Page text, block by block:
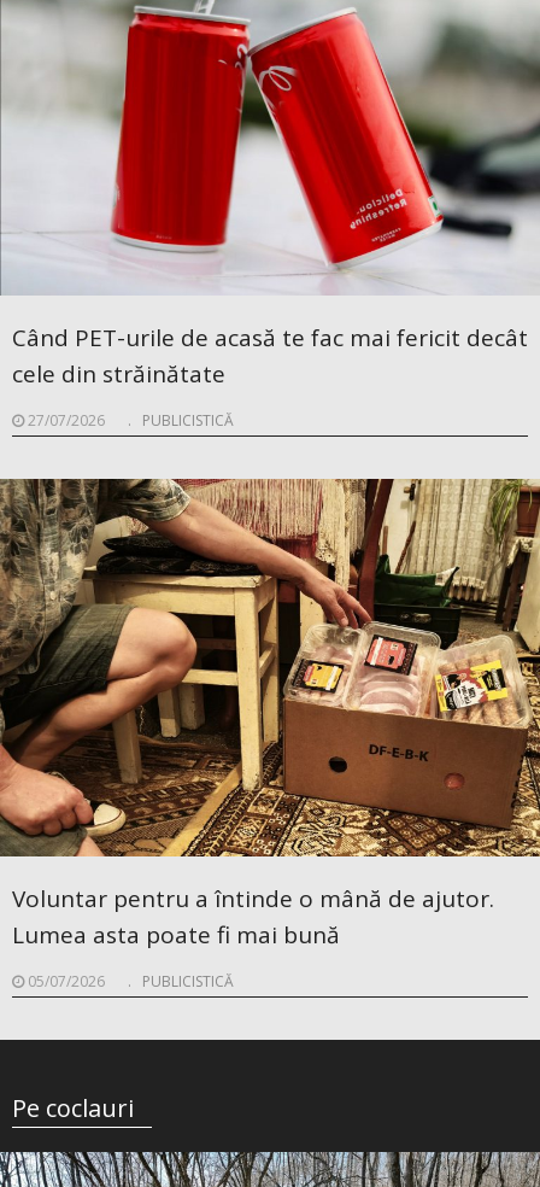
Când PET-urile de acasă te fac mai fericit decât
cele din străinătate
27/07/2026 . PUBLICISTICĂ
Voluntar pentru a întinde o mână de ajutor.
Lumea asta poate fi mai bună
05/07/2026 . PUBLICISTICĂ
Pe coclauri